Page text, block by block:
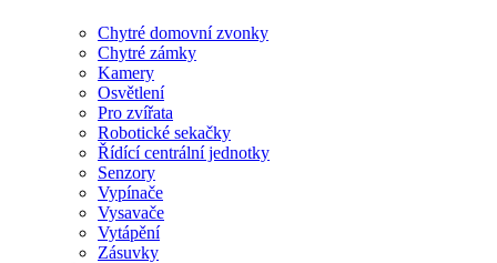
Chytré domovní zvonky
Chytré zámky
Kamery
Osvětlení
Pro zvířata
Robotické sekačky
Řídící centrální jednotky
Senzory
Vypínače
Vysavače
Vytápění
Zásuvky